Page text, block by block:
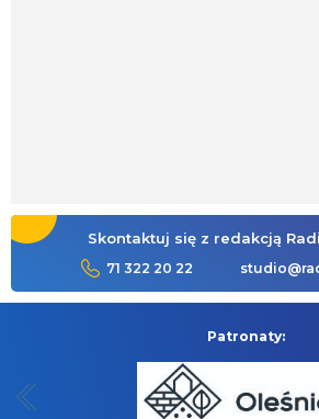
Skontaktuj się z redakcją
71 322 20 22
Patronaty: